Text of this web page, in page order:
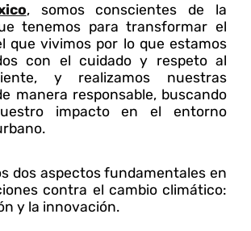
, somos conscientes de la
tenemos para transformar el
que vivimos por lo que estamos
con el cuidado y respeto al
y realizamos nuestras
manera responsable, buscando
impacto en el entorno
dos aspectos fundamentales en
contra el cambio climático:
y la innovación.